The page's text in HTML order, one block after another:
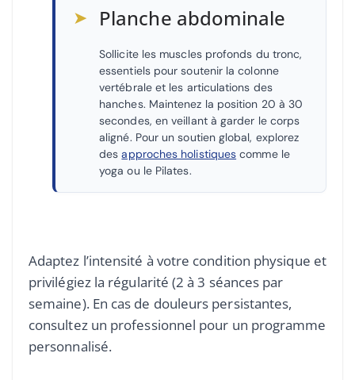
➤ Planche abdominale
Sollicite les muscles profonds du tronc,
essentiels pour soutenir la colonne
vertébrale et les articulations des
hanches. Maintenez la position 20 à 30
secondes, en veillant à garder le corps
aligné. Pour un soutien global, explorez
desapproches holistiques comme le
yoga ou le Pilates.
Adaptez l’intensité à votre condition physique et
privilégiez la régularité (2 à 3 séances par
semaine). En cas de douleurs persistantes,
consultez un professionnel pour un programme
personnalisé.